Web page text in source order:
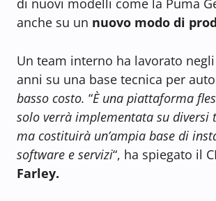
di nuovi modelli come la Puma
anche su un nuovo modo di
Un team interno ha lavorato
anni su una base tecnica per
basso costo. “È una piattaforma
solo verrà implementata su diversi
ma costituirà un’ampia base di
software e servizi“, ha spiegato il
Farley.